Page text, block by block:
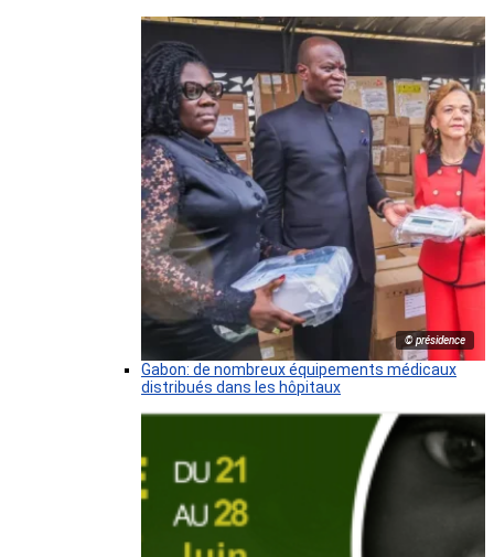
© présidence
Gabon: de nombreux équipements médicaux
distribués dans les hôpitaux